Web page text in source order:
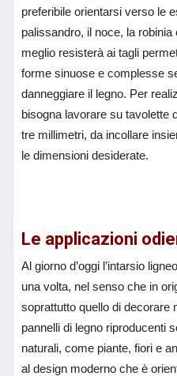
preferibile orientarsi verso le
palissandro, il noce, la robinia
meglio resisterà ai tagli
forme sinuose e complesse
danneggiare il legno. Per
bisogna lavorare su tavolette
tre millimetri, da incollare
le dimensioni desiderate.
Le applicazioni
Al giorno d’oggi l’intarsio
una volta, nel senso che in
soprattutto quello di decorare
pannelli di legno riproducenti
naturali, come piante, fiori e
al design moderno che è